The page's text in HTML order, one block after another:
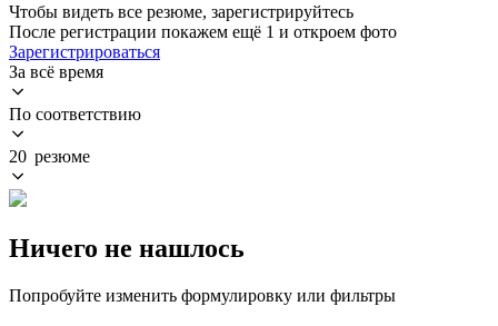
Чтобы видеть все резюме, зарегистрируйтесь
После регистрации покажем ещё 1 и откроем фото
Зарегистрироваться
За всё время
По соответствию
20 резюме
Ничего не нашлось
Попробуйте изменить формулировку или фильтры